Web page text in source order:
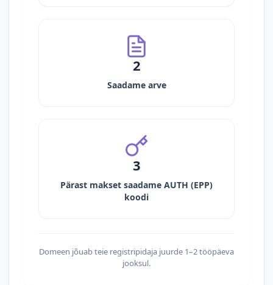
2
Saadame arve
3
Pärast makset saadame AUTH (EPP)
koodi
Domeen jõuab teie registripidaja juurde 1–2 tööpäeva
jooksul.